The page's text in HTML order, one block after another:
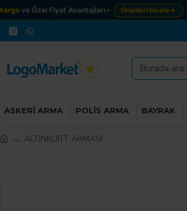
ve Özel Fiyat Avantajları Ürünleri İncele→
ASKERI ARMA POLIS ARMA BAYRAK
ALTINKURT ARMASI